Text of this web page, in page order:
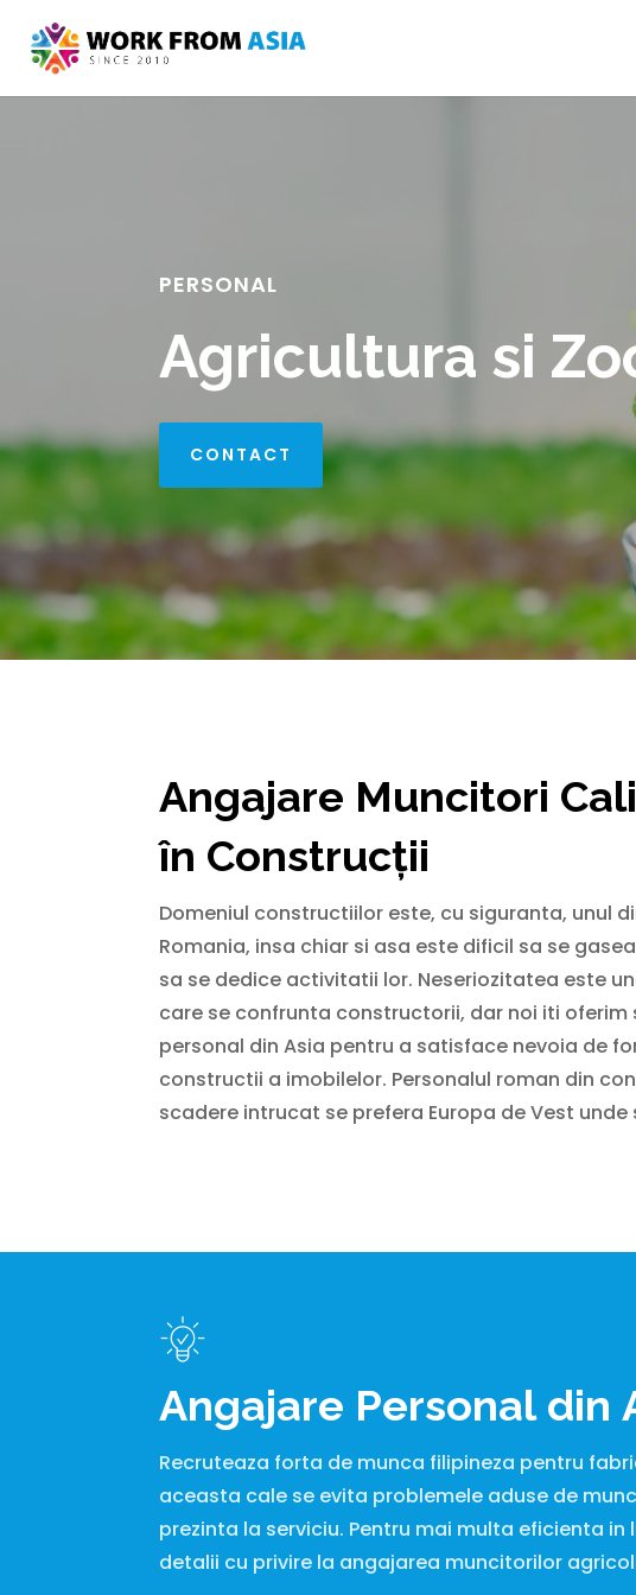
PERSONAL
Agricultura si
CONTACT
Angajare Muncitori
în Construcții
Domeniul constructiilor este, cu siguranta, unul
Romania, insa chiar si asa este dificil sa se
sa se dedice activitatii lor. Neseriozitatea este
care se confrunta constructorii, dar noi iti
personal din Asia pentru a satisface nevoia de
constructii a imobilelor. Personalul roman din
scadere intrucat se prefera Europa de Vest
Angajare Personal din
Recruteaza forta de munca filipineza pentru
aceasta cale se evita problemele aduse de
prezinta la serviciu. Pentru mai multa eficienta
detalii cu privire la angajarea muncitorilor